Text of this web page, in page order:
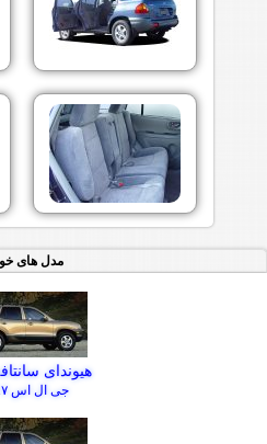
مدل های
هیوندای سانتافه
جی ال اس ۲.۷ ال